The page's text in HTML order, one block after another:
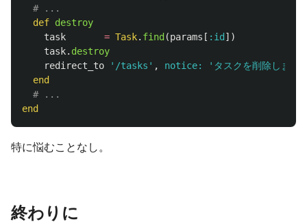
# ...
def destroy
task
= Task. find (params [ :id ])
task. destroy
redirect_to
'/tasks' , notice:
'タスクを削除しまし
end
# ...
end
特に悩むことなし。
終わりに